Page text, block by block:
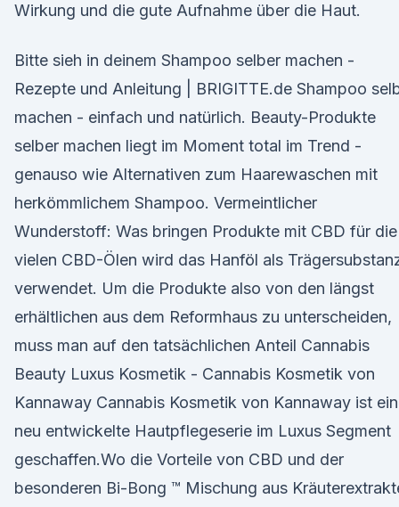
Wirkung und die gute Aufnahme über die Haut.
Bitte sieh in deinem Shampoo selber machen -
Rezepte und Anleitung | BRIGITTE.de Shampoo
machen - einfach und natürlich. Beauty-Produkte
selber machen liegt im Moment total im Trend -
genauso wie Alternativen zum Haarewaschen mit
herkömmlichem Shampoo. Vermeintlicher
Wunderstoff: Was bringen Produkte mit CBD für die
vielen CBD-Ölen wird das Hanföl als
verwendet. Um die Produkte also von den längst
erhältlichen aus dem Reformhaus zu unterscheiden,
muss man auf den tatsächlichen Anteil Cannabis
Beauty Luxus Kosmetik - Cannabis Kosmetik von
Kannaway Cannabis Kosmetik von Kannaway ist
neu entwickelte Hautpflegeserie im Luxus Segment
geschaffen.Wo die Vorteile von CBD und der
besonderen Bi-Bong ™ Mischung aus